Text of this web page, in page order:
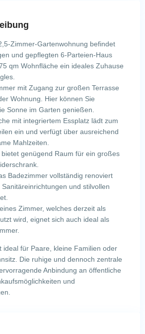
Zimmer-Gartenwohnung befindet
und gepflegten 6-Parteien-Haus
qm Wohnfläche ein ideales Zuhause
mit Zugang zur großen Terrasse
Wohnung. Hier können Sie
Sonne im Garten genießen.
mit integriertem Essplatz lädt zum
ein und verfügt über ausreichend
Mahlzeiten.
genügend Raum für ein großes
Badezimmer vollständig renoviert
und stilvollen
Zimmer, welches derzeit als
wird, eignet sich auch ideal als
ideal für Paare, kleine Familien oder
Die ruhige und dennoch zentrale
Anbindung an öffentliche
und